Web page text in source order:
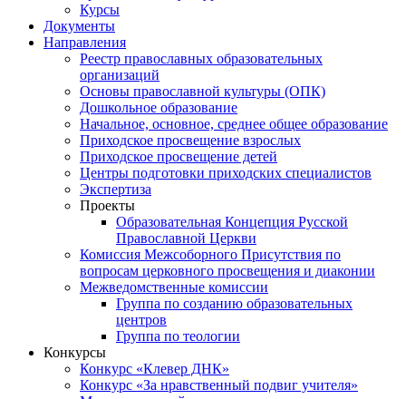
Курсы
Документы
Направления
Реестр православных образовательных
организаций
Основы православной культуры (ОПК)
Дошкольное образование
Начальное, основное, среднее общее образование
Приходское просвещение взрослых
Приходское просвещение детей
Центры подготовки приходских специалистов
Экспертиза
Проекты
Образовательная Концепция Русской
Православной Церкви
Комиссия Межсоборного Присутствия по
вопросам церковного просвещения и диаконии
Межведомственные комиссии
Группа по созданию образовательных
центров
Группа по теологии
Конкурсы
Конкурс «Клевер ДНК»
Конкурс «За нравственный подвиг учителя»